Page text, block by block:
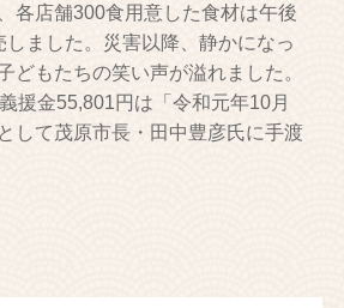
各店舗300食用意した食材は午後
しました。災害以降、静かになっ
どもたちの笑い声が溢れました。
援金55,801円は「令和元年10月
して茂原市長・田中豊彦氏に手渡